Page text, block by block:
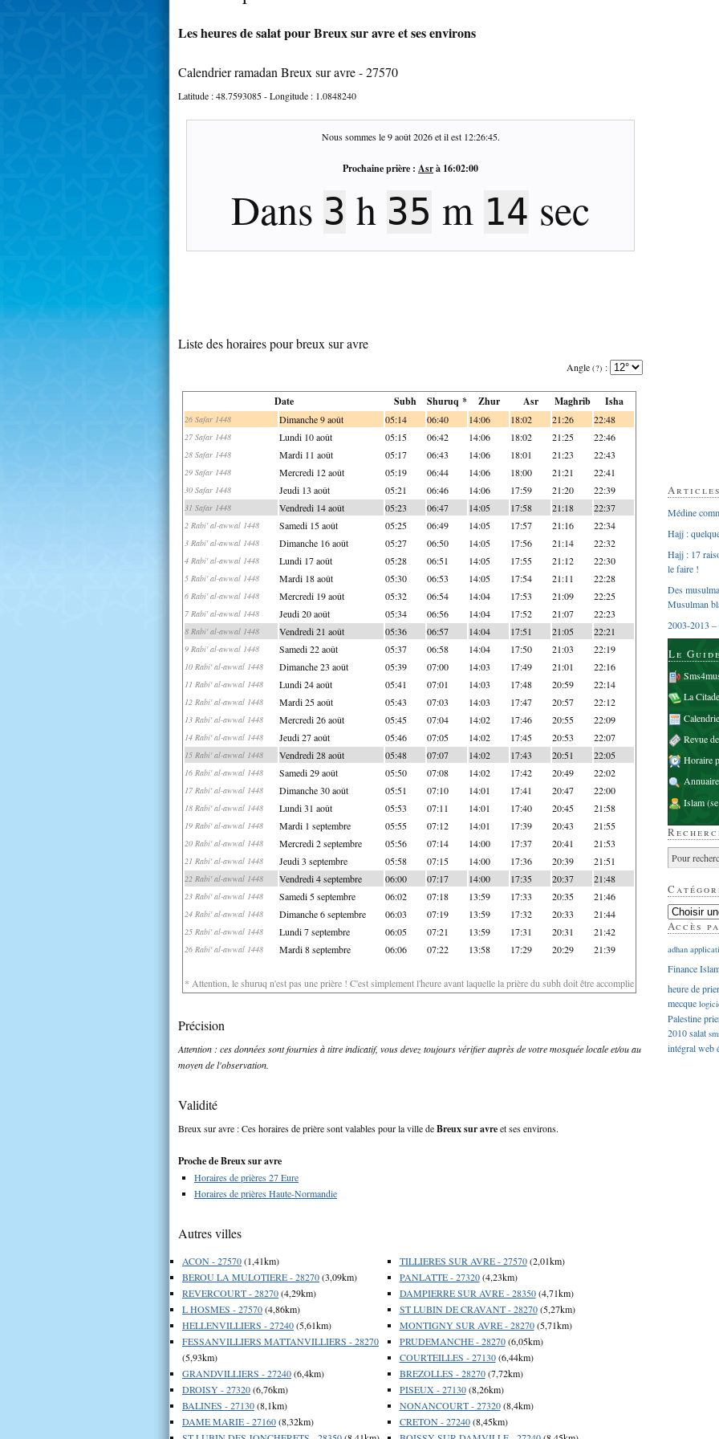
Les heures de salat pour Breux sur avre et ses environs
Calendrier ramadan Breux sur avre - 27570
Latitude :48.7593085- Longitude : 1.0848240
Nous sommes le9 août 2026et il est 12:26:45.
Prochaine prière : Asrà 16:02:00
Dans 3 h 35 m 14 sec
Liste des horaires pour breux sur avre
Angle (?) :
Date Subh Shuruq * Zhur Asr Maghrib Isha
26 Safar 1448 Dimanche 9 août 05:14 06:40 14:06 18:02 21:26 22:48
27 Safar 1448 Lundi 10 août 05:15 06:42 14:06 18:02 21:25 22:46
28 Safar 1448 Mardi 11 août 05:17 06:43 14:06 18:01 21:23 22:43
29 Safar 1448 Mercredi 12 août 05:19 06:44 14:06 18:00 21:21 22:41
30 Safar 1448 Jeudi 13 août 05:21 06:46 14:06 17:59 21:20 22:39
31 Safar 1448 Vendredi 14 août 05:23 06:47 14:05 17:58 21:18 22:37
2 Rabi' al-awwal 1448 Samedi 15 août 05:25 06:49 14:05 17:57 21:16 22:34
3 Rabi' al-awwal 1448 Dimanche 16 août 05:27 06:50 14:05 17:56 21:14 22:32
4 Rabi' al-awwal 1448 Lundi 17 août 05:28 06:51 14:05 17:55 21:12 22:30
5 Rabi' al-awwal 1448 Mardi 18 août 05:30 06:53 14:05 17:54 21:11 22:28
6 Rabi' al-awwal 1448 Mercredi 19 août 05:32 06:54 14:04 17:53 21:09 22:25
7 Rabi' al-awwal 1448 Jeudi 20 août 05:34 06:56 14:04 17:52 21:07 22:23
8 Rabi' al-awwal 1448 Vendredi 21 août 05:36 06:57 14:04 17:51 21:05 22:21
9 Rabi' al-awwal 1448 Samedi 22 août 05:37 06:58 14:04 17:50 21:03 22:19
10 Rabi' al-awwal 1448 Dimanche 23 août 05:39 07:00 14:03 17:49 21:01 22:16
11 Rabi' al-awwal 1448 Lundi 24 août 05:41 07:01 14:03 17:48 20:59 22:14
12 Rabi' al-awwal 1448 Mardi 25 août 05:43 07:03 14:03 17:47 20:57 22:12
13 Rabi' al-awwal 1448 Mercredi 26 août 05:45 07:04 14:02 17:46 20:55 22:09
14 Rabi' al-awwal 1448 Jeudi 27 août 05:46 07:05 14:02 17:45 20:53 22:07
15 Rabi' al-awwal 1448 Vendredi 28 août 05:48 07:07 14:02 17:43 20:51 22:05
16 Rabi' al-awwal 1448 Samedi 29 août 05:50 07:08 14:02 17:42 20:49 22:02
17 Rabi' al-awwal 1448 Dimanche 30 août 05:51 07:10 14:01 17:41 20:47 22:00
18 Rabi' al-awwal 1448 Lundi 31 août 05:53 07:11 14:01 17:40 20:45 21:58
19 Rabi' al-awwal 1448 Mardi 1 septembre 05:55 07:12 14:01 17:39 20:43 21:55
20 Rabi' al-awwal 1448 Mercredi 2 septembre 05:56 07:14 14:00 17:37 20:41 21:53
21 Rabi' al-awwal 1448 Jeudi 3 septembre 05:58 07:15 14:00 17:36 20:39 21:51
22 Rabi' al-awwal 1448 Vendredi 4 septembre 06:00 07:17 14:00 17:35 20:37 21:48
23 Rabi' al-awwal 1448 Samedi 5 septembre 06:02 07:18 13:59 17:33 20:35 21:46
24 Rabi' al-awwal 1448 Dimanche 6 septembre 06:03 07:19 13:59 17:32 20:33 21:44
25 Rabi' al-awwal 1448 Lundi 7 septembre 06:05 07:21 13:59 17:31 20:31 21:42
26 Rabi' al-awwal 1448 Mardi 8 septembre 06:06 07:22 13:58 17:29 20:29 21:39
* Attention, le shuruq n'est pas une prière ! C'est simplement l'heure avant laquelle la prière du subh doit être accomplie
Précision
Attention : ces données sont fournies à titre indicatif, vous devez toujours vérifier auprès de votre mosquée locale et/ou au
moyen de l'observation.
Validité
Breux sur avre : Ces horaires de prière sont valables pour la ville deBreux sur avreet ses environs.
Proche de Breux sur avre
Horaires de prières 27 Eure
Horaires de prières Haute-Normandie
Autres villes
ACON - 27570(1,41km)
BEROU LA MULOTIERE - 28270(3,09km)
REVERCOURT - 28270(4,29km)
L HOSMES - 27570(4,86km)
HELLENVILLIERS - 27240(5,61km)
FESSANVILLIERS MATTANVILLIERS - 28270
(5,93km)
GRANDVILLIERS - 27240(6,4km)
DROISY - 27320(6,76km)
BALINES - 27130(8,1km)
DAME MARIE - 27160(8,32km)
TILLIERES SUR AVRE - 27570(2,01km)
PANLATTE - 27320(4,23km)
DAMPIERRE SUR AVRE - 28350(4,71km)
ST LUBIN DE CRAVANT - 28270(5,27km)
MONTIGNY SUR AVRE - 28270(5,71km)
PRUDEMANCHE - 28270(6,05km)
COURTEILLES - 27130(6,44km)
BREZOLLES - 28270(7,72km)
PISEUX - 27130(8,26km)
NONANCOURT - 27320(8,4km)
CRETON - 27240(8,45km)
Médine
Hajj :
Hajj : 17
le faire !
Des
Musulman
2003-2013 –
Le
La
Revue
Horaire
Islam
Accès
adhan
Finance
heure de
mecque
Palestine
2010salat
intégralweb